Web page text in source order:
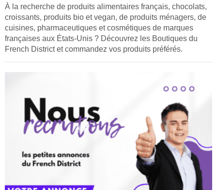
À la recherche de produits alimentaires français, chocolats,
croissants, produits bio et vegan, de produits ménagers, de
cuisines, pharmaceutiques et cosmétiques de marques
françaises aux États-Unis ? Découvrez les Boutiques du
French District et commandez vos produits préférés.